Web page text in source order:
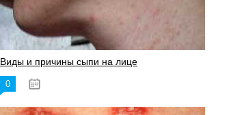
Виды и причины сыпи на лице
0